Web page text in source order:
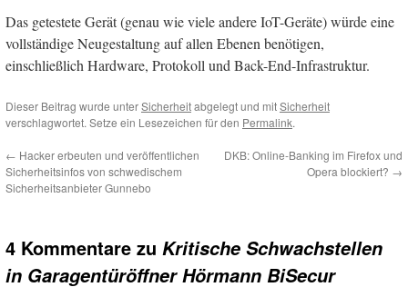
Das getestete Gerät (genau wie viele andere IoT-Geräte) würde eine
vollständige Neugestaltung auf allen Ebenen benötigen,
einschließlich Hardware, Protokoll und Back-End-Infrastruktur.
Dieser Beitrag wurde unterSicherheitabgelegt und mitSicherheit
verschlagwortet. Setze ein Lesezeichen für den Permalink.
← Hacker erbeuten und veröffentlichen
Sicherheitsinfos von schwedischem
Sicherheitsanbieter Gunnebo
DKB: Online-Banking im Firefox und
Opera blockiert? →
4 Kommentare zu Kritische Schwachstellen
in Garagentüröffner Hörmann BiSecur